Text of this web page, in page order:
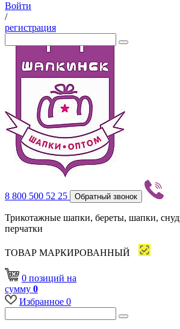
Войти
/
регистрация
8 800 500 52 25 Обратный звонок
Трикотажные шапки, береты, шапки,
перчатки
ТОВАР МАРКИРОВАННЫЙ
0 позиций на
сумму 0
Избранное 0